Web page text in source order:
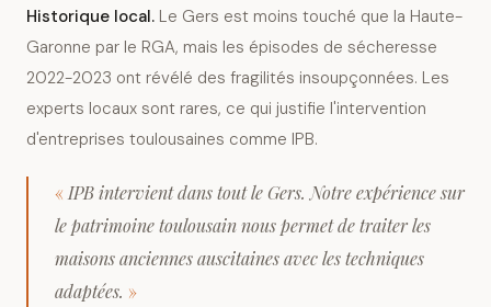
Historique local. Le Gers est moins touché que la Haute-
Garonne par le RGA, mais les épisodes de sécheresse
2022-2023 ont révélé des fragilités insoupçonnées. Les
experts locaux sont rares, ce qui justifie l'intervention
d'entreprises toulousaines comme IPB.
« IPB intervient dans tout le Gers. Notre expérience sur
le patrimoine toulousain nous permet de traiter les
maisons anciennes auscitaines avec les techniques
adaptées. »